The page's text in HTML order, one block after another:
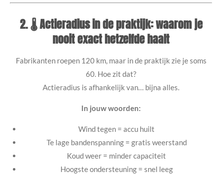
2. 🌡️ Actieradius in de praktijk: waarom je
nooit exact hetzelfde haalt
Fabrikanten roepen 120 km, maar in de praktijk zie je soms
60. Hoe zit dat?
Actieradius is afhankelijk van… bijna alles.
In jouw woorden:
Wind tegen = accu huilt
Te lage bandenspanning = gratis weerstand
Koud weer = minder capaciteit
Hoogste ondersteuning = snel leeg